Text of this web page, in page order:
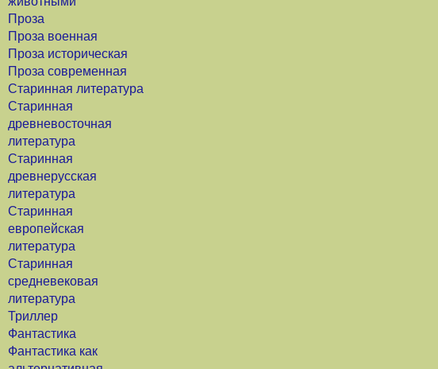
Проза
Проза военная
Проза историческая
Проза современная
Старинная литература
Старинная
древневосточная
литература
Старинная
древнерусская
литература
Старинная
европейская
литература
Старинная
средневековая
литература
Триллер
Фантастика
Фантастика как